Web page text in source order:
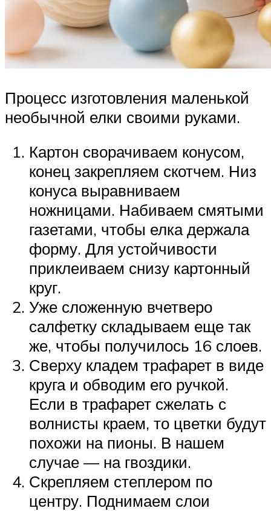
Процесс изготовления маленькой
необычной елки своими руками.
Картон сворачиваем конусом,
конец закрепляем скотчем. Низ
конуса выравниваем
ножницами. Набиваем смятыми
газетами, чтобы елка держала
форму. Для устойчивости
приклеиваем снизу картонный
круг.
Уже сложенную вчетверо
салфетку складываем еще так
же, чтобы получилось 16 слоев.
Сверху кладем трафарет в виде
круга и обводим его ручкой.
Если в трафарет сжелать с
волнисты краем, то цветки будут
похожи на пионы. В нашем
случае — на гвоздики.
Скрепляем степлером по
центру. Поднимаем слои